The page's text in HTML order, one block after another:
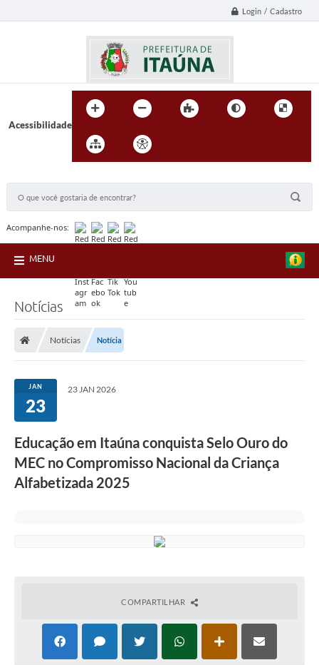
Login / Cadastro
Acessibilidade
Acompanhe-nos:
MENU
Notícias
Notícias Notícia
JAN
23
23 JAN 2026
Educação em Itaúna conquista Selo Ouro do
MEC no Compromisso Nacional da Criança
Alfabetizada 2025
COMPARTILHAR